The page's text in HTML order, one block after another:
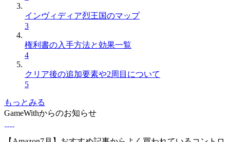
インヴィディア烈王国のマップ
3
権利書の入手方法と効果一覧
4
クリア後の追加要素や2周目について
5
もっとみる
GameWithからのお知らせ